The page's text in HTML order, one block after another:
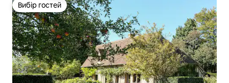
Вибір гостей
Вибір гостей